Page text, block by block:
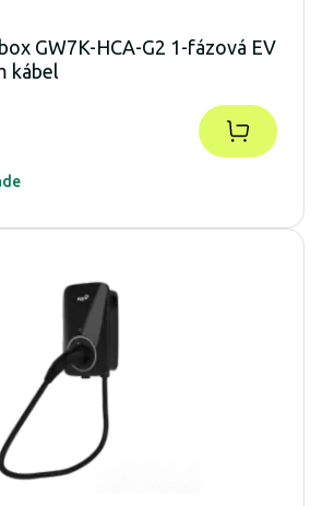
GW7K-HCA-G2 1-fázová EV
kábel